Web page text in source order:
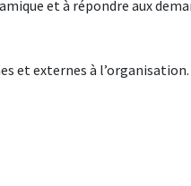
et à répondre aux
et externes à l’organisation.